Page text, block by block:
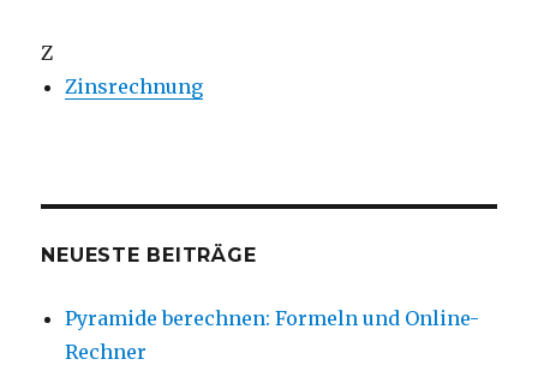
Z
Zinsrechnung
NEUESTE BEITRÄGE
Pyramide berechnen: Formeln und Online-
Rechner